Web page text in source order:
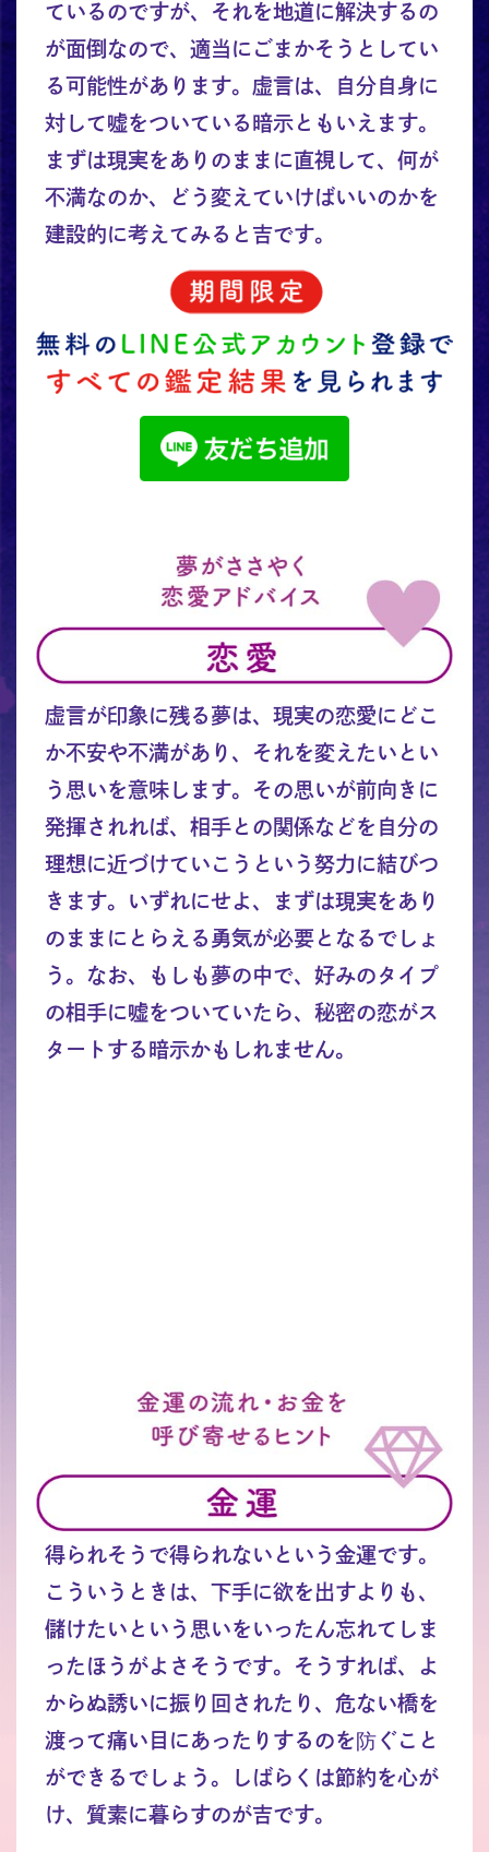
ているのですが、それを地道に解決するの
が面倒なので、適当にごまかそうとしてい
る可能性があります。虚言は、自分自身に
対して嘘をついている暗示ともいえます。
まずは現実をありのままに直視して、何が
不満なのか、どう変えていけばいいのかを
建設的に考えてみると吉です。
虚言が印象に残る夢は、現実の恋愛にどこ
か不安や不満があり、それを変えたいとい
う思いを意味します。その思いが前向きに
発揮されれば、相手との関係などを自分の
理想に近づけていこうという努力に結びつ
きます。いずれにせよ、まずは現実をあり
のままにとらえる勇気が必要となるでしょ
う。なお、もしも夢の中で、好みのタイプ
の相手に嘘をついていたら、秘密の恋がス
タートする暗示かもしれません。
得られそうで得られないという金運です。
こういうときは、下手に欲を出すよりも、
儲けたいという思いをいったん忘れてしま
ったほうがよさそうです。そうすれば、よ
からぬ誘いに振り回されたり、危ない橋を
渡って痛い目にあったりするのを防ぐこと
ができるでしょう。しばらくは節約を心が
け、質素に暮らすのが吉です。